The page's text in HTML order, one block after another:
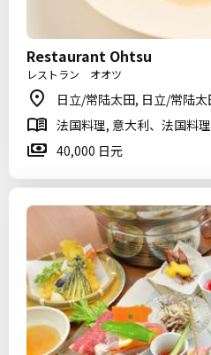
Restaurant Ohtsu
レストラン オオツ
日立/常陆太田, 日立/常陆
法国料理, 意大利、法国料
40,000 日元